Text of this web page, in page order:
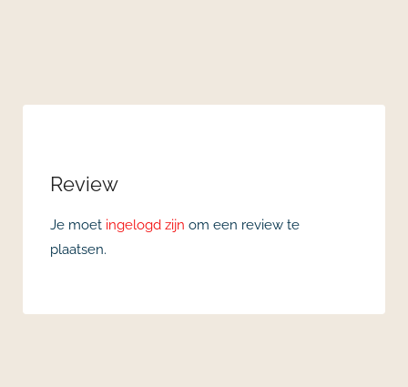
Review
Je moet ingelogd zijn om een review te
plaatsen.